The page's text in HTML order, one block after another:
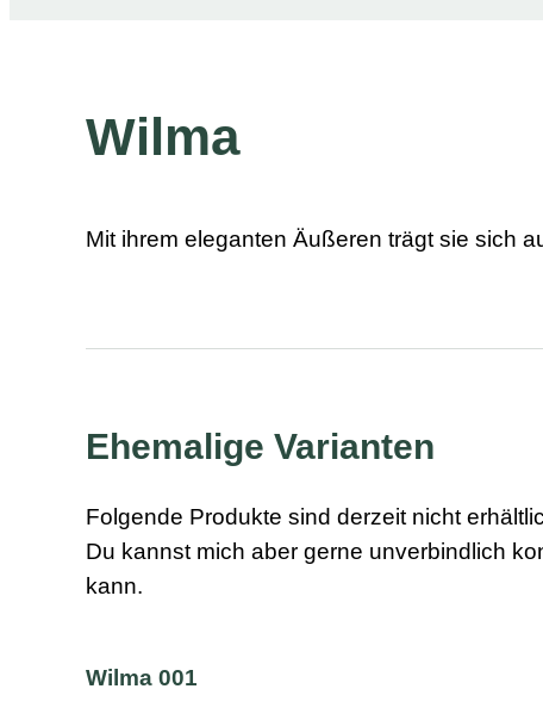
Wilma
Mit ihrem eleganten Äußeren trägt sie sich
Ehemalige Varianten
Folgende Produkte sind derzeit nicht
Du kannst mich aber gerne unverbindlich
kann.
Wilma 001